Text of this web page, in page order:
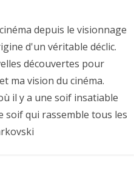
depuis le visionnage
d'un véritable déclic.
découvertes pour
ma vision du cinéma.
il y a une soif insatiable
soif qui rassemble tous les